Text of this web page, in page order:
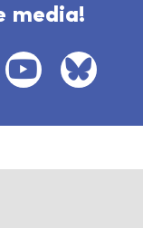
media!